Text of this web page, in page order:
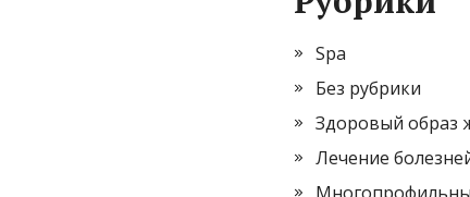
Spa
Без рубрики
Здоровый образ
Лечение